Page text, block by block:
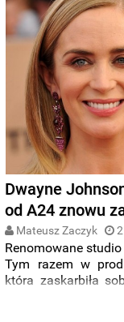
Dwayne
od A24 znowu
Mateusz Zaczyk
Renomowane
Tym razem w
która zaskarbiła
branży, zagrał